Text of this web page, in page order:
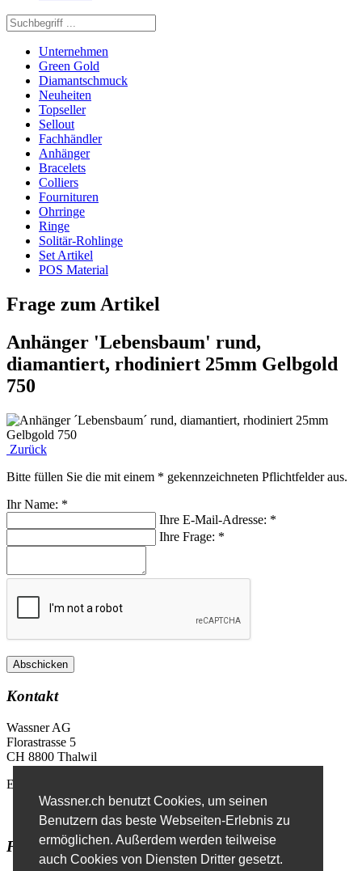
Wassner.ch benutzt Cookies, um seinen
Benutzern das beste Webseiten-Erlebnis zu
ermöglichen. Außerdem werden teilweise
auch Cookies von Diensten Dritter gesetzt.
Unternehmen
Green Gold
Diamantschmuck
Neuheiten
Topseller
Sellout
Fachhändler
Anhänger
Bracelets
Colliers
Fournituren
Ohrringe
Ringe
Solitär-Rohlinge
Set Artikel
POS Material
Frage zum Artikel
Anhänger 'Lebensbaum' rund,
diamantiert, rhodiniert 25mm Gelbgold
750
Zurück
Bitte füllen Sie die mit einem * gekennzeichneten Pflichtfelder aus.
Ihr Name: *
Ihre E-Mail-Adresse: *
Ihre Frage: *
Abschicken
Kontakt
Wassner AG
Florastrasse 5
CH 8800 Thalwil
E-Mail
Kontaktformular
Favoriten